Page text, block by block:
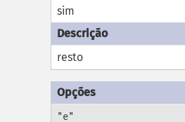
sim
resto
"e"